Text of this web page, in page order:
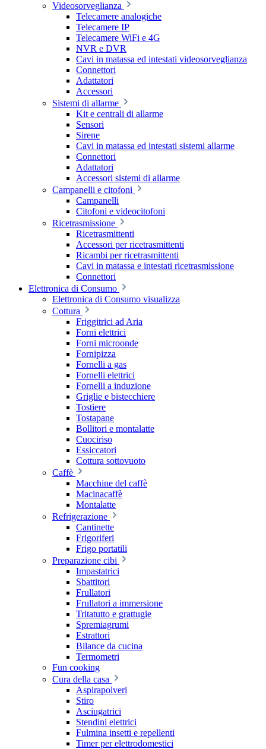
Videosorveglianza
Telecamere analogiche
Telecamere IP
Telecamere WiFi e 4G
NVR e DVR
Cavi in matassa ed intestati videosorveglianza
Connettori
Adattatori
Accessori
Sistemi di allarme
Kit e centrali di allarme
Sensori
Sirene
Cavi in matassa ed intestati sistemi allarme
Connettori
Adattatori
Accessori sistemi di allarme
Campanelli e citofoni
Campanelli
Citofoni e videocitofoni
Ricetrasmissione
Ricetrasmittenti
Accessori per ricetrasmittenti
Ricambi per ricetrasmittenti
Cavi in matassa e intestati ricetrasmissione
Connettori
Elettronica di Consumo
Elettronica di Consumo visualizza
Cottura
Friggitrici ad Aria
Forni elettrici
Forni microonde
Fornipizza
Fornelli a gas
Fornelli elettrici
Fornelli a induzione
Griglie e bistecchiere
Tostiere
Tostapane
Bollitori e montalatte
Cuociriso
Essiccatori
Cottura sottovuoto
Caffè
Macchine del caffè
Macinacaffè
Montalatte
Refrigerazione
Cantinette
Frigoriferi
Frigo portatili
Preparazione cibi
Impastatrici
Sbattitori
Frullatori
Frullatori a immersione
Tritatutto e grattugie
Spremiagrumi
Estrattori
Bilance da cucina
Termometri
Fun cooking
Cura della casa
Aspirapolveri
Stiro
Asciugatrici
Stendini elettrici
Fulmina insetti e repellenti
Timer per elettrodomestici